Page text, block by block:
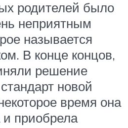
родителей было
неприятным
называется
В конце концов,
решение
новой
время она
приобрела